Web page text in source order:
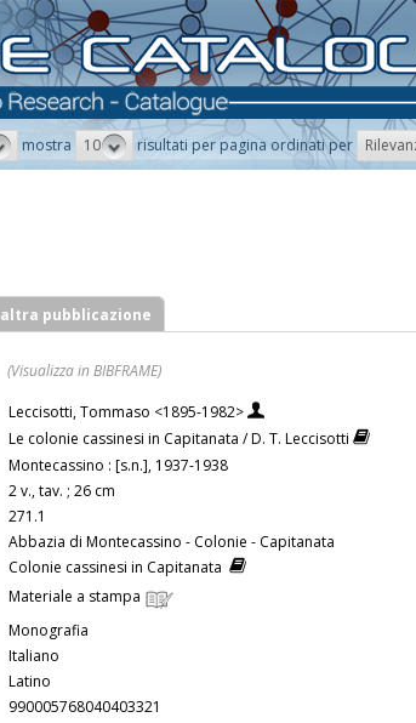
mostra 10 risultati per pagina ordinati per
pubblicazione
(Visualizza in BIBFRAME)
Leccisotti, Tommaso <1895-1982>
Le colonie cassinesi in Capitanata / D. T. Leccisotti
Montecassino : [s.n.], 1937-1938
2 v., tav. ; 26 cm
271.1
Abbazia di Montecassino - Colonie - Capitanata
Colonie cassinesi in Capitanata
Materiale a stampa
Monografia
Italiano
Latino
990005768040403321